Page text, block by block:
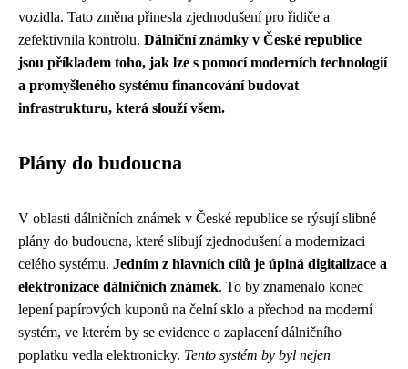
vozidla. Tato změna přinesla zjednodušení pro řidiče a
zefektivnila kontrolu. Dálniční známky v České republice
jsou příkladem toho, jak lze s pomocí moderních technologií
a promyšleného systému financování budovat
infrastrukturu, která slouží všem.
Plány do budoucna
V oblasti dálničních známek v České republice se rýsují slibné
plány do budoucna, které slibují zjednodušení a modernizaci
celého systému. Jedním z hlavních cílů je úplná digitalizace a
elektronizace dálničních známek. To by znamenalo konec
lepení papírových kuponů na čelní sklo a přechod na moderní
systém, ve kterém by se evidence o zaplacení dálničního
poplatku vedla elektronicky. Tento systém by byl nejen